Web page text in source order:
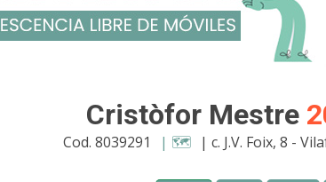
Cristòfor Mestre
Cod. 8039291 | 🗺️ | c. J.V. Foix, 8 -